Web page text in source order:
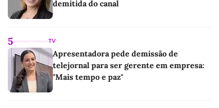
demitida do canal
5 TV
Apresentadora pede demissão de
telejornal para ser gerente em empresa:
"Mais tempo e paz"